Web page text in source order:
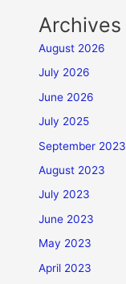
Archives
August 2026
July 2026
June 2026
July 2025
September 2023
August 2023
July 2023
June 2023
May 2023
April 2023